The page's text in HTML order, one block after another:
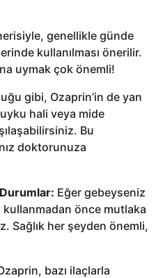
genellikle günde
kullanılması önerilir.
uymak çok önemli!
gibi, Ozaprin’in de yan
hali veya mide
Bu
doktorunuza
Eğer gebeyseniz
kullanmadan önce mutlaka
Sağlık her şeyden önemli,
bazı ilaçlarla